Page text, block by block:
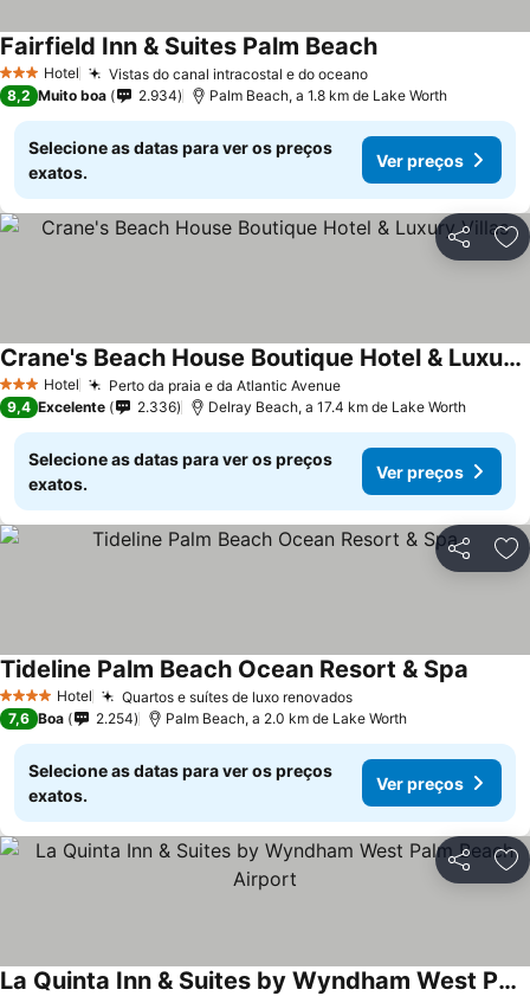
3 EstrelasHotel Vistas do canal intracostal e do oceanoVer preços
Fairfield Inn & Suites Palm BeachVer preços
8,2 Muito boa 2.934 Palm Beach, a 1.8 km de Lake Worth
Selecione as datas para ver os preços
exatos.
Ver preços
Partilhar
3 EstrelasHotel Perto da praia e da Atlantic AvenueVer preços
Crane's Beach House Boutique Hotel & Luxury Villas
Ver preços
9,4 Excelente 2.336 Delray Beach, a 17.4 km de Lake Worth
Selecione as datas para ver os preços
exatos.
Ver preços
Partilhar
4 EstrelasHotel Quartos e suítes de luxo renovadosVer preços
Tideline Palm Beach Ocean Resort & Spa
7,6 Boa 2.254 Palm Beach, a 2.0 km de Lake Worth
Selecione as datas para ver os preços
exatos.
Ver preços
Partilhar
La Quinta Inn & Suites by Wyndham West Palm Beach Airport